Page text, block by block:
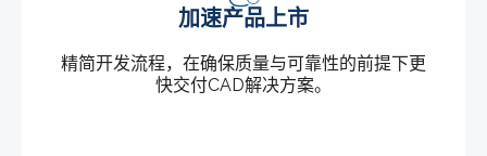
加速产品上市
精简开发流程，在确保质量与可靠性的前提下更
快交付CAD解决方案。